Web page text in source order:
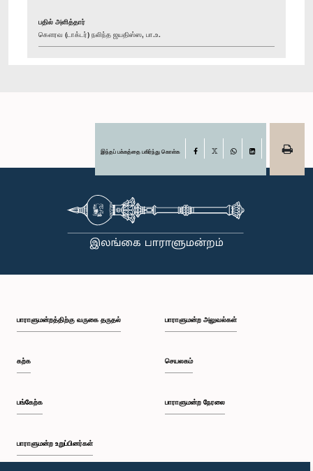
பதில் அளித்தார்
கௌரவ (டாக்டர்) நலிந்த ஜயதிஸ்ஸ, பா.உ.
இந்தப் பக்கத்தை பகிர்ந்து கொள்க Facebook
பாராளுமன்றத்திற்கு வருகை தருதல்
கற்க
பங்கேற்க
பாராளுமன்ற உறுப்பினர்கள்
பாராளுமன்ற அலுவல்கள்
செயலகம்
பாராளுமன்ற நேரலை